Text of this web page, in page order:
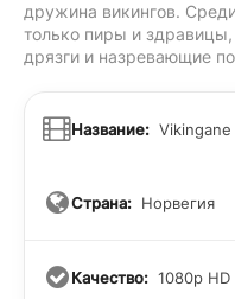
дружина викингов.
только пиры и
дрязги и назревающие
Название: Vikingane
Страна: Норвегия
Качество: 1080p